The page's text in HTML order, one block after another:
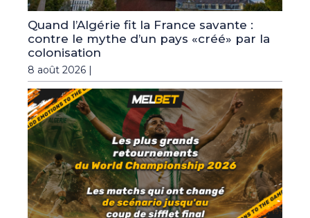
Quand l’Algérie fit la France savante :
contre le mythe d’un pays «créé» par la
colonisation
8 août 2026 |